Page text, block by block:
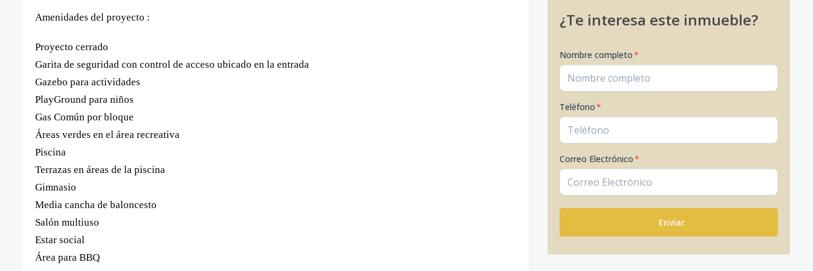
Amenidades del proyecto :
Proyecto cerrado
Garita de seguridad con control de acceso ubicado en la entrada
Gazebo para actividades
PlayGround para niños
Gas Común por bloque
Áreas verdes en el área recreativa
Piscina
Terrazas en áreas de la piscina
Gimnasio
Media cancha de baloncesto
Salón multiuso
Estar social
Área para BBQ
¿Te interesa este inmueble?
Nombre completo*
Teléfono*
Correo Electrónico*
Enviar